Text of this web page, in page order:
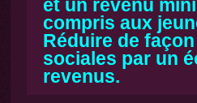
et un revenu
compris aux
Réduire de
sociales par un
revenus.